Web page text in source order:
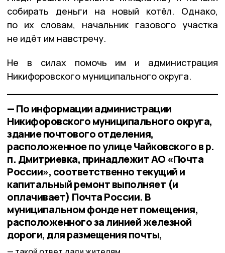
собирать деньги на новый котёл. Однако,
по их словам, начальник газового участка
не идёт им навстречу.
Не в силах помочь им и администрация
Никифоровского муниципального округа.
— По информации администрации
Никифоровского муниципального округа,
здание почтового отделения,
расположенное по улице Чайковского в р.
п. Дмитриевка, принадлежит АО «Почта
России», соответственно текущий и
капитальный ремонт выполняет (и
оплачивает) Почта России. В
муниципальном фонде нет помещения,
расположенного за линией железной
дороги, для размещения почты,